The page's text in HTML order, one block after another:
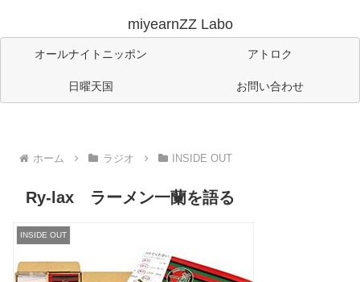
miyearnZZ Labo
オールナイトニッポン アトロク
日曜天国 お問い合わせ
ホーム ラジオ INSIDE OUT
Ry-lax ラーメン一蘭を語る
INSIDE OUT